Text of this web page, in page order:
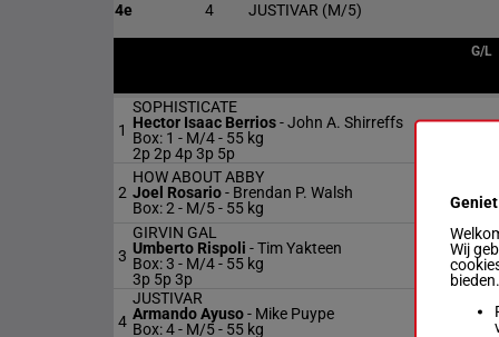
4e 4 JUSTIVAR (M/5)
G/L
1
SOPHISTICATE
Hector Isaac Berrios-John A. Shirreffs
Box: 1 - M/4 - 55 kg
2p 2p 4p 3p 5p
2
HOW ABOUT ABBY
Joel Rosario- Brendan P. Walsh
Box: 2 - M/5 - 55 kg
M/5
3
GIRVIN GAL
Umberto Rispoli -Tim Yakteen
Box: 3 - M/4 - 55 kg
3p 5p 3p
M/4
4
JUSTIVAR
Armando Ayuso- Mike Puype
Box: 4 - M/5 - 55 kg
M/5
Wij